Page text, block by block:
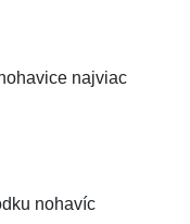
najviac
nohavíc